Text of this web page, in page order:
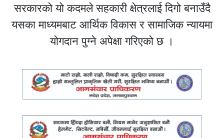
सरकारको यो कदमले सहकारी क्षेत्रलाई दिगो बनाउँदै
यसका माध्यमबाट आर्थिक विकास र सामाजिक न्यायमा
योगदान पुग्ने अपेक्षा गरिएको छ ।